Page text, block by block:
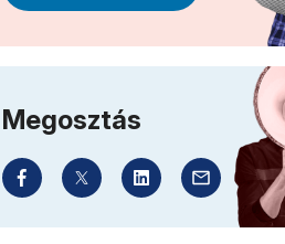
Megosztás